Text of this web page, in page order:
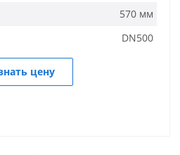
570 мм
DN500
цену